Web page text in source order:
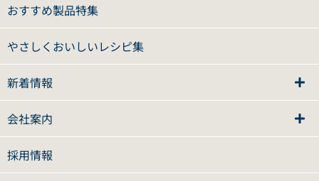
おすすめ製品特集
やさしくおいしいレシピ集
新着情報
会社案内
採用情報